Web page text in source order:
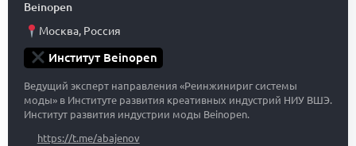
Beinopen
Москва, Россия
Институт Beinopen
Ведущий эксперт направления «Реинжинириг системы
моды» в Институте развития креативных индустрий НИУ ВШЭ.
Институт развития индустрии моды Beinopen.
https://t.me/abajenov